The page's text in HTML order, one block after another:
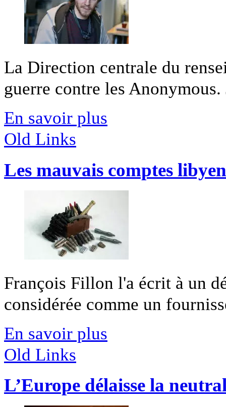
La Direction centrale du
guerre contre les
En savoir plus
Old Links
Les mauvais comptes
François Fillon l'a écrit à un
considérée comme un
En savoir plus
Old Links
L’Europe délaisse la